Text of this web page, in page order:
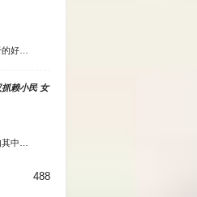
好…
赖小民 女
中…
488